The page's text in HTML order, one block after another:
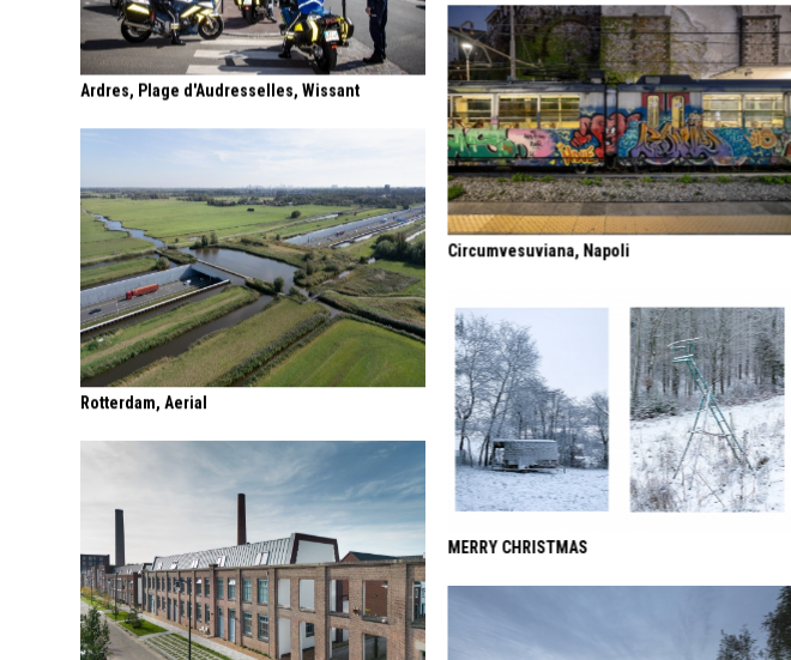
Ardres, Plage d'Audresselles, Wissant
Circumvesuviana, Napoli
Rotterdam, Aerial
MERRY CHRISTMAS